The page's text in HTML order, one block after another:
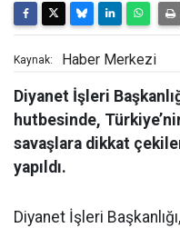
Kaynak: Haber Merkezi
Diyanet İşleri
hutbesinde,
savaşlara dikkat
yapıldı.
Diyanet İşleri